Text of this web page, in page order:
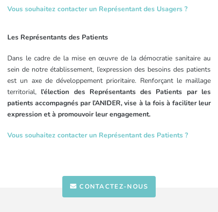
Vous souhaitez contacter un Représentant des Usagers ?
Les Représentants des Patients
Dans le cadre de la mise en œuvre de la démocratie sanitaire au
sein de notre établissement, l’expression des besoins des patients
est un axe de développement prioritaire. Renforçant le maillage
territorial, l’élection des Représentants des Patients par les
patients accompagnés par l’ANIDER, vise à la fois à faciliter leur
expression et à promouvoir leur engagement.
Vous souhaitez contacter un Représentant des Patients ?
CONTACTEZ-NOUS